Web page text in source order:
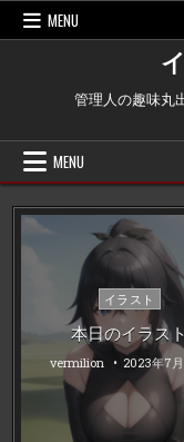
Skip
MENU
管理人の趣味丸
MENU
Posted
in
イラスト
本日のイラスト
vermilion 2023年7